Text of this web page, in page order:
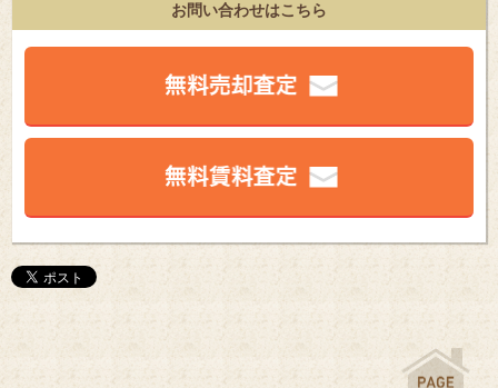
お問い合わせはこちら